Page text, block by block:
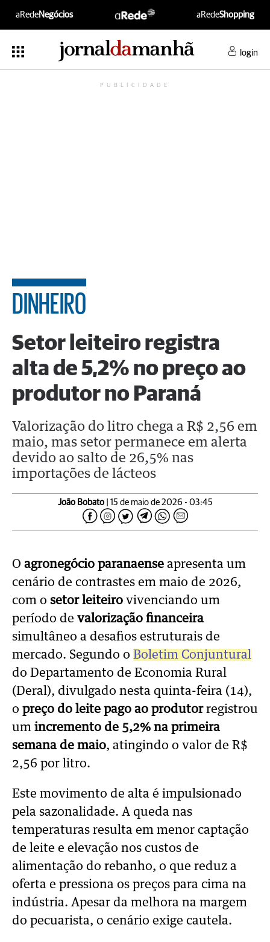
aRedeNegócios aRedeShopping
login
PUBLICIDADE
DINHEIRO
Setor leiteiro registra
alta de 5,2% no preço ao
produtor no Paraná
Valorização do litro chega a R$ 2,56 em
maio, mas setor permanece em alerta
devido ao salto de 26,5% nas
importações de lácteos
João Bobato| 15 de maio de 2026 - 03:45
O agronegócio paranaense apresenta um
cenário de contrastes em maio de 2026,
com o setor leiteiro vivenciando um
período de valorização financeira
simultâneo a desafios estruturais de
mercado. Segundo o Boletim Conjuntural
do Departamento de Economia Rural
(Deral), divulgado nesta quinta-feira (14),
o preço do leite pago ao produtorregistrou
um incremento de 5,2% na primeira
semana de maio, atingindo o valor de R$
2,56 por litro.
Este movimento de alta é impulsionado
pela sazonalidade. A queda nas
temperaturas resulta em menor captação
de leite e elevação nos custos de
alimentação do rebanho, o que reduz a
oferta e pressiona os preços para cima na
indústria. Apesar da melhora na margem
do pecuarista, o cenário exige cautela.